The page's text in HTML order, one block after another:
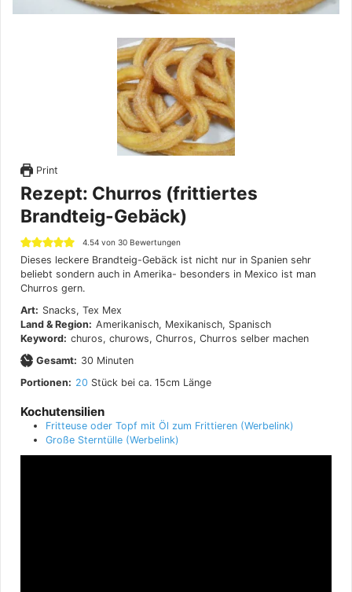
Print
Rezept: Churros (frittiertes
Brandteig-Gebäck)
4.54 von30 Bewertungen
Dieses leckere Brandteig-Gebäck ist nicht nur in Spanien sehr
beliebt sondern auch in Amerika- besonders in Mexico ist man
Churros gern.
Art: Snacks, Tex Mex
Land & Region: Amerikanisch, Mexikanisch, Spanisch
Keyword: churos, churows, Churros, Churros selber machen
Gesamt: 30 Minuten
Minuten
Portionen: 20 Stück bei ca. 15cm Länge
Kochutensilien
Fritteuse oder Topf mit Öl zum Frittieren
Große Sterntülle